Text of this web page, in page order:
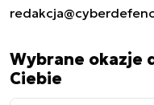
Wybrane okazje
Ciebie